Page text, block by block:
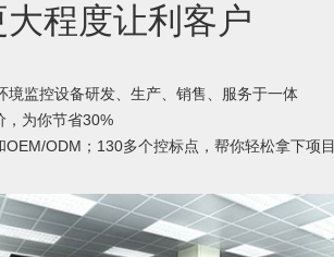
大程度让利客户
境监控设备研发、生产、销售、服务于一体
，为你节省30%
ODM；130多个控标点，帮你轻松拿下项目